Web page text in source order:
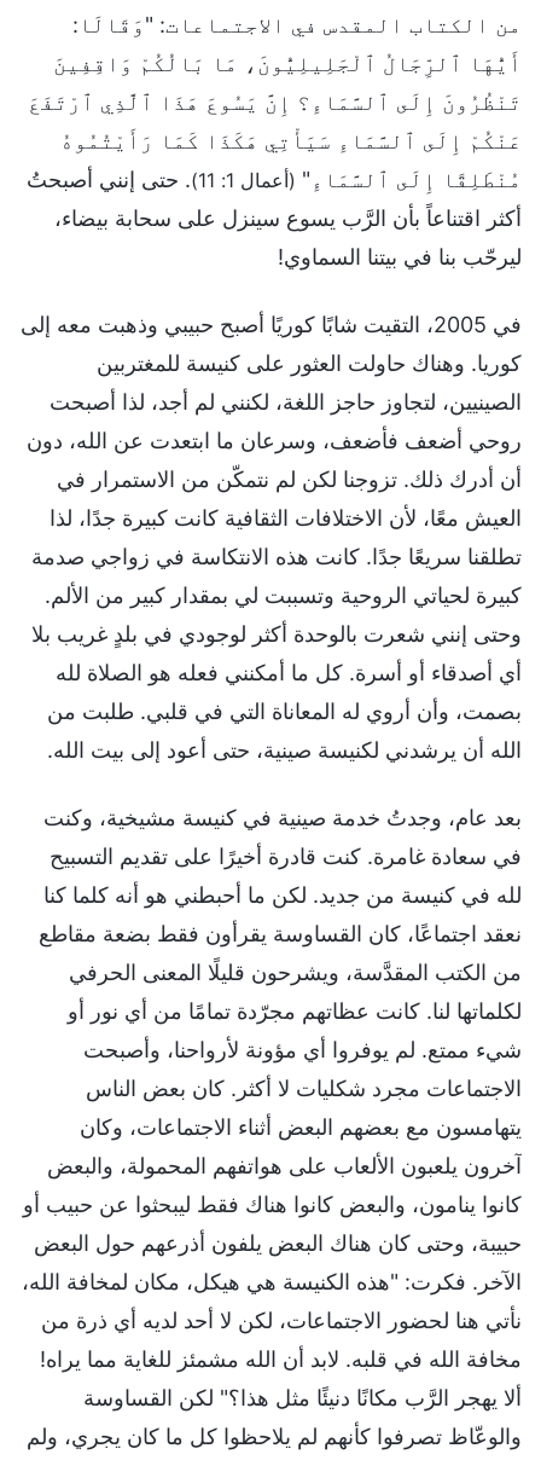
من الكتاب المقدس في الاجتماعات: "وَقَالَا:
أَيُّهَا ٱلرِّجَالُ ٱلْجَلِيلِيُّونَ، مَا بَالُكُمْ وَاقِفِينَ
تَنْظُرُونَ إِلَى ٱلسَّمَاءِ؟ إِنَّ يَسُوعَ هَذَا ٱلَّذِي ٱرْتَفَعَ
عَنْكُمْ إِلَى ٱلسَّمَاءِ سَيَأْتِي هَكَذَا كَمَا رَأَيْتُمُوهُ
مُنْطَلِقًا إِلَى ٱلسَّمَاءِ" (أعمال 1: 11)
. حتى إنني أصبحتُ
أكثر اقتناعاً بأن الرَّب يسوع سينزل على سحابة بيضاء،
ليرحّب بنا في بيتنا السماوي!
في 2005، التقيت شابًا كوريًا أصبح حبيبي وذهبت معه إلى
كوريا. وهناك حاولت العثور على كنيسة للمغتربين
الصينيين، لتجاوز حاجز اللغة، لكنني لم أجد، لذا أصبحت
روحي أضعف فأضعف، وسرعان ما ابتعدت عن الله، دون
أن أدرك ذلك. تزوجنا لكن لم نتمكّن من الاستمرار في
العيش معًا، لأن الاختلافات الثقافية كانت كبيرة جدًا، لذا
تطلقنا سريعًا جدًا. كانت هذه الانتكاسة في زواجي صدمة
كبيرة لحياتي الروحية وتسببت لي بمقدار كبير من الألم.
وحتى إنني شعرت بالوحدة أكثر لوجودي في بلدٍ غريب بلا
أي أصدقاء أو أسرة. كل ما أمكنني فعله هو الصلاة لله
بصمت، وأن أروي له المعاناة التي في قلبي. طلبت من
الله أن يرشدني لكنيسة صينية، حتى أعود إلى بيت الله.
بعد عام، وجدتُ خدمة صينية في كنيسة مشيخية، وكنت
في سعادة غامرة. كنت قادرة أخيرًا على تقديم التسبيح
لله في كنيسة من جديد. لكن ما أحبطني هو أنه كلما كنا
نعقد اجتماعًا، كان القساوسة يقرأون فقط بضعة مقاطع
من الكتب المقدَّسة، ويشرحون قليلًا المعنى الحرفي
لكلماتها لنا. كانت عظاتهم مجرّدة تمامًا من أي نور أو
شيء ممتع. لم يوفروا أي مؤونة لأرواحنا، وأصبحت
الاجتماعات مجرد شكليات لا أكثر. كان بعض الناس
يتهامسون مع بعضهم البعض أثناء الاجتماعات، وكان
آخرون يلعبون الألعاب على هواتفهم المحمولة، والبعض
كانوا ينامون، والبعض كانوا هناك فقط ليبحثوا عن حبيب أو
حبيبة، وحتى كان هناك البعض يلفون أذرعهم حول البعض
الآخر. فكرت: "هذه الكنيسة هي هيكل، مكان لمخافة الله،
نأتي هنا لحضور الاجتماعات، لكن لا أحد لديه أي ذرة من
مخافة الله في قلبه. لابد أن الله مشمئز للغاية مما يراه!
ألا يهجر الرَّب مكانًا دنيئًا مثل هذا؟" لكن القساوسة
والوعّاظ تصرفوا كأنهم لم يلاحظوا كل ما كان يجري، ولم